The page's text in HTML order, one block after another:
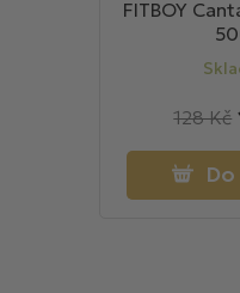
FITBOY
128 Kč